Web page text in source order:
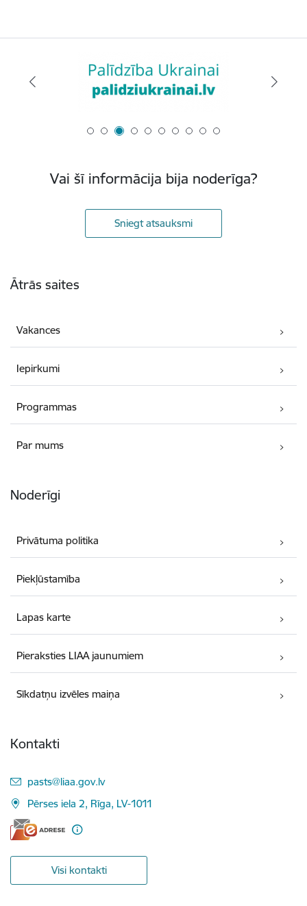
Vai šī informācija bija noderīga?
Sniegt atsauksmi
Ātrās saites
Vakances
Iepirkumi
Programmas
Par mums
Noderīgi
Privātuma politika
Piekļūstamība
Lapas karte
Pieraksties LIAA jaunumiem
Sīkdatņu izvēles maiņa
Kontakti
E-pasts:
pasts@liaa.gov.lv
Pērses iela 2, Rīga, LV-1011
Visi kontakti